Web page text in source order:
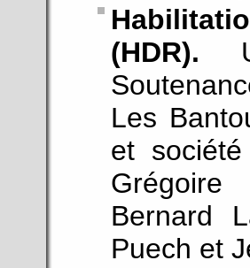
(HDR).
Les
et
Bernard
Puech et